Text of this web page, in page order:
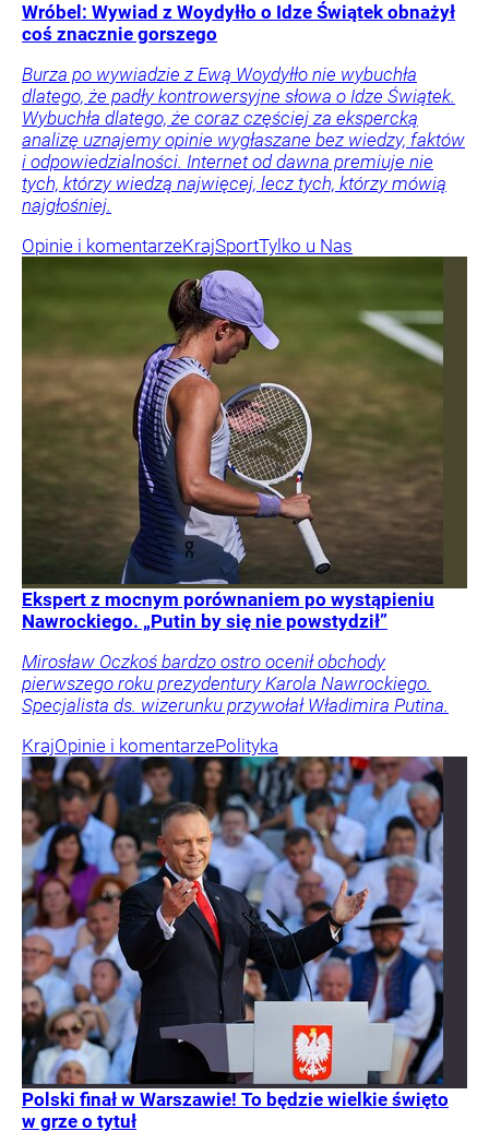
Wróbel: Wywiad z Woydyłło o Idze Świątek obnażył
coś znacznie gorszego
Burza po wywiadzie z Ewą Woydyłło nie wybuchła
dlatego, że padły kontrowersyjne słowa o Idze Świątek.
Wybuchła dlatego, że coraz częściej za ekspercką
analizę uznajemy opinie wygłaszane bez wiedzy, faktów
i odpowiedzialności. Internet od dawna premiuje nie
tych, którzy wiedzą najwięcej, lecz tych, którzy mówią
najgłośniej.
Opinie i komentarzeKrajSportTylko u Nas
Ekspert z mocnym porównaniem po wystąpieniu
Nawrockiego. „Putin by się nie powstydził”
Mirosław Oczkoś bardzo ostro ocenił obchody
pierwszego roku prezydentury Karola Nawrockiego.
Specjalista ds. wizerunku przywołał Władimira Putina.
KrajOpinie i komentarzePolityka
Polski finał w Warszawie! To będzie wielkie święto
w grze o tytuł